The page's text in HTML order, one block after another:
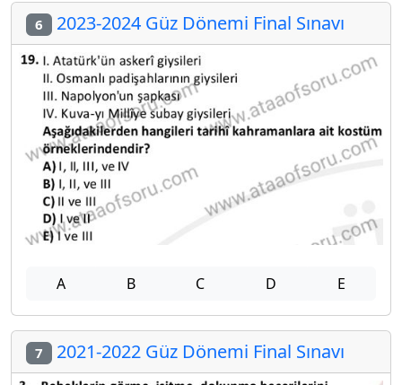
6 2023-2024 Güz Dönemi Final Sınavı
A B C D E
7 2021-2022 Güz Dönemi Final Sınavı